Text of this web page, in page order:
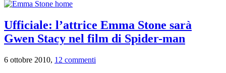
Ufficiale: l’attrice Emma Stone sarà
Gwen Stacy nel film di Spider-man
6 ottobre 2010, 12 commenti